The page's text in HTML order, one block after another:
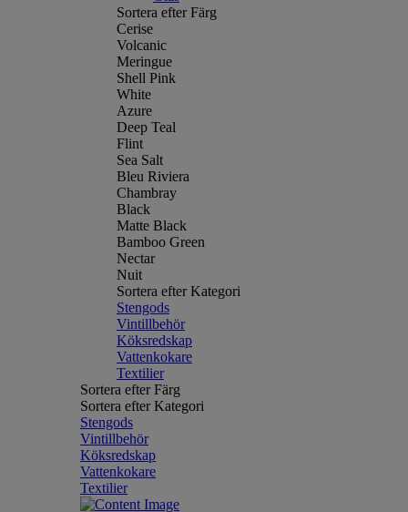
Sortera efter Färg
Cerise
Volcanic
Meringue
Shell Pink
White
Azure
Deep Teal
Flint
Sea Salt
Bleu Riviera
Chambray
Black
Matte Black
Bamboo Green
Nectar
Nuit
Sortera efter Kategori
Stengods
Vintillbehör
Köksredskap
Vattenkokare
Textilier
Sortera efter Färg
Sortera efter Kategori
Stengods
Vintillbehör
Köksredskap
Vattenkokare
Textilier